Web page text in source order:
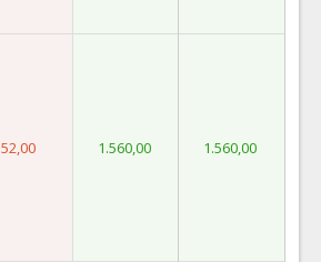
52,00 1.560,00 1.560,00